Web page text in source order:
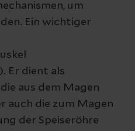
um
Ein wichtiger
Er dient als
aus dem Magen
auch die zum Magen
der Speiseröhre